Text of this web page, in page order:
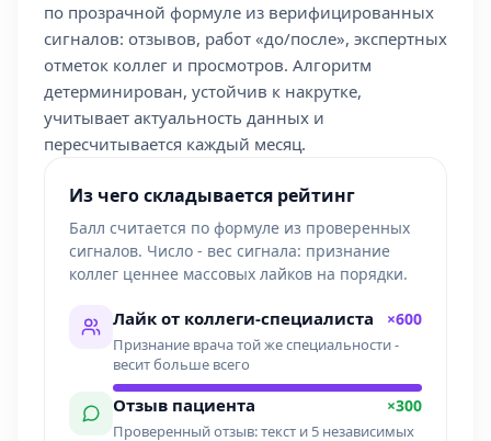
по прозрачной формуле из верифицированных
сигналов: отзывов, работ «до/после», экспертных
отметок коллег и просмотров. Алгоритм
детерминирован, устойчив к накрутке,
учитывает актуальность данных и
пересчитывается каждый месяц.
Из чего складывается рейтинг
Балл считается по формуле из проверенных
сигналов. Число - вес сигнала: признание
коллег ценнее массовых лайков на порядки.
Лайк от коллеги-специалиста ×600
Признание врача той же специальности -
весит больше всего
Отзыв пациента ×300
Проверенный отзыв: текст и 5 независимых